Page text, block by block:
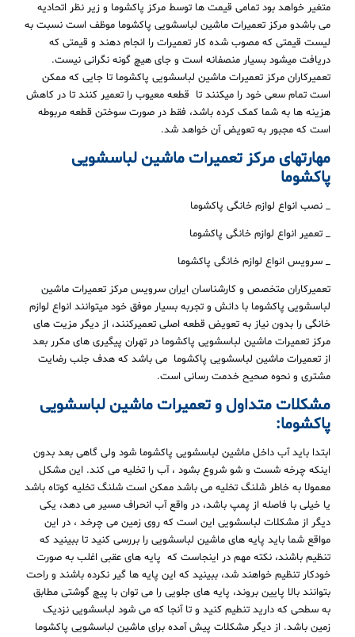
متغیر خواهد بود تمامی قیمت ها توسط مرکز پاکشوما و زیر نظر اتحادیه
می باشدو مرکز تعمیرات ماشین لباسشویی پاکشوما موظف است نسبت به
لیست قیمتی که مصوب شده کار تعمیرات را انجام دهند و قیمتی که
دریافت میشود بسیار منصفانه است و جای هیچ گونه نگرانی نیست.
تعمیرکاران مرکز تعمیرات ماشین لباسشویی پاکشوما تا جایی که ممکن
است تمام سعی خود را میکنند تا قطعه معیوب را تعمیر کنند تا در کاهش
هزینه ها به شما کمک کرده باشد، فقط در صورت سوختن قطعه مربوطه
است که مجبور به تعویض آن خواهد شد.
مهارتهای مرکز تعمیرات ماشین لباسشویی
پاکشوما
_ نصب انواع لوازم خانگی پاکشوما
_ تعمیر انواع لوازم خانگی پاکشوما
_ سرویس انواع لوازم خانگی پاکشوما
تعمیرکاران متخصص و کارشناسان ایران سرویس مرکز تعمیرات ماشین
لباسشویی پاکشوما با دانش و تجربه بسیار موفق خود میتوانند انواع لوازم
خانگی را بدون نیاز به تعویض قطعه اصلی تعمیرکنند، از دیگر مزیت های
مرکز تعمیرات ماشین لباسشویی پاکشوما در تهران پیگیری های مکرر بعد
از تعمیرات ماشین لباسشویی پاکشوما می باشد که هدف جلب رضایت
مشتری و نحوه صحیح خدمت رسانی است.
مشکلات متداول و تعمیرات ماشین لباسشویی
پاکشوما:
ابتدا باید آب داخل ماشین لباسشویی پاکشوما شود ولی گاهی بعد بدون
اینکه چرخه شست و شو شروع بشود ، آب را تخلیه می کند. این مشکل
معمولا به خاطر شلنگ تخلیه می باشد ممکن است شلنگ تخلیه کوتاه باشد
یا خیلی با فاصله از پمپ باشد، در واقع آب انحراف مسیر می دهد، یکی
دیگر از مشکلات لباسشویی این است که روی زمین می چرخد ، در این
مواقع شما باید پایه های ماشین لباسشویی را بررسی کنید تا ببینید که
تنظیم باشند، نکته مهم در اینجاست که پایه های عقبی اغلب به صورت
خودکار تنظیم خواهند شد، ببینید که این پایه ها گیر نکرده باشند و راحت
بتوانند بالا پایین بروند، پایه های جلویی را می توان با پیچ گوشتی مطابق
به سطحی که دارید تنطیم کنید و تا آنجا که می شود لباسشویی نزدیک
زمین باشد. از دیگر مشکلات پیش آمده برای ماشین لباسشویی پاکشوما